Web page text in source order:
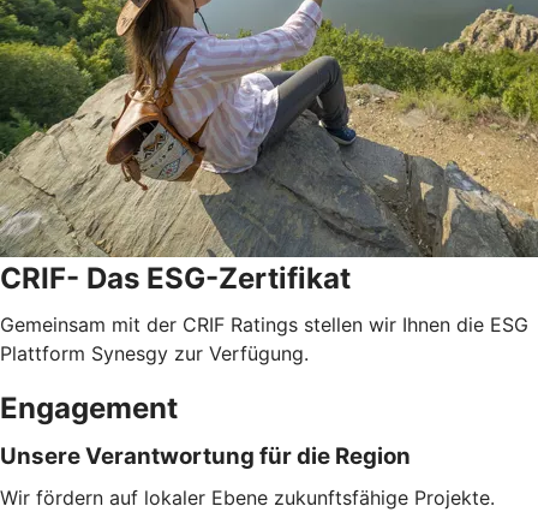
CRIF- Das ESG-Zertifikat
Gemeinsam mit der CRIF Ratings stellen wir Ihnen die ESG
Plattform Synesgy zur Verfügung.
Engagement
Unsere Verantwortung für die Region
Wir fördern auf lokaler Ebene zukunftsfähige Projekte.